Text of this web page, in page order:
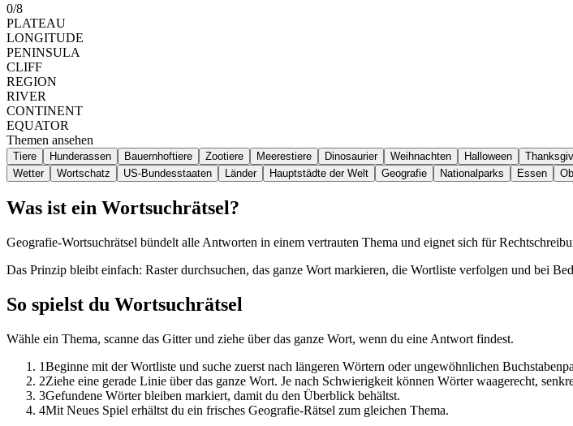
0/8
PLATEAU
LONGITUDE
PENINSULA
CLIFF
REGION
RIVER
CONTINENT
EQUATOR
Themen ansehen
Tiere Hunderassen Bauernhoftiere Zootiere Meerestiere Dinosaurier Weihnachten Halloween
Wetter
Wortschatz US-Bundesstaaten Länder Hauptstädte der Welt Geografie Nationalparks Essen
Was ist ein Wortsuchrätsel?
Geografie-Wortsuchrätsel bündelt alle Antworten in einem vertrauten Thema und eignet sich für
Das Prinzip bleibt einfach: Raster durchsuchen, das ganze Wort markieren, die Wortliste verfolgen und bei
So spielst du Wortsuchrätsel
Wähle ein Thema, scanne das Gitter und ziehe über das ganze Wort, wenn du eine Antwort findest.
1Beginne mit der Wortliste und suche zuerst nach längeren Wörtern oder ungewöhnlichen
2Ziehe eine gerade Linie über das ganze Wort. Je nach Schwierigkeit können Wörter waagerecht,
3Gefundene Wörter bleiben markiert, damit du den Überblick behältst.
4Mit Neues Spiel erhältst du ein frisches Geografie-Rätsel zum gleichen Thema.